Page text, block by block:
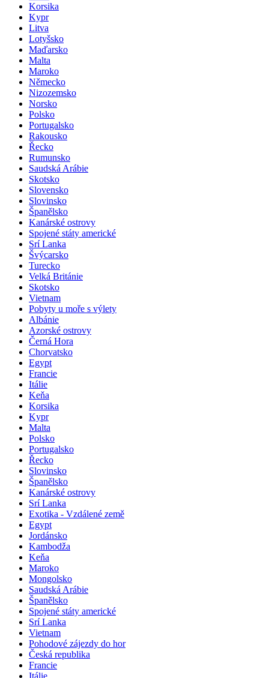
Korsika
Kypr
Litva
Lotyšsko
Maďarsko
Malta
Maroko
Německo
Nizozemsko
Norsko
Polsko
Portugalsko
Rakousko
Řecko
Rumunsko
Saudská Arábie
Skotsko
Slovensko
Slovinsko
Španělsko
Kanárské ostrovy
Spojené státy americké
Srí Lanka
Švýcarsko
Turecko
Velká Británie
Skotsko
Vietnam
Pobyty u moře s výlety
Albánie
Azorské ostrovy
Černá Hora
Chorvatsko
Egypt
Francie
Itálie
Keňa
Korsika
Kypr
Malta
Polsko
Portugalsko
Řecko
Slovinsko
Španělsko
Kanárské ostrovy
Srí Lanka
Exotika - Vzdálené země
Egypt
Jordánsko
Kambodža
Keňa
Maroko
Mongolsko
Saudská Arábie
Španělsko
Spojené státy americké
Srí Lanka
Vietnam
Pohodové zájezdy do hor
Česká republika
Francie
Itálie